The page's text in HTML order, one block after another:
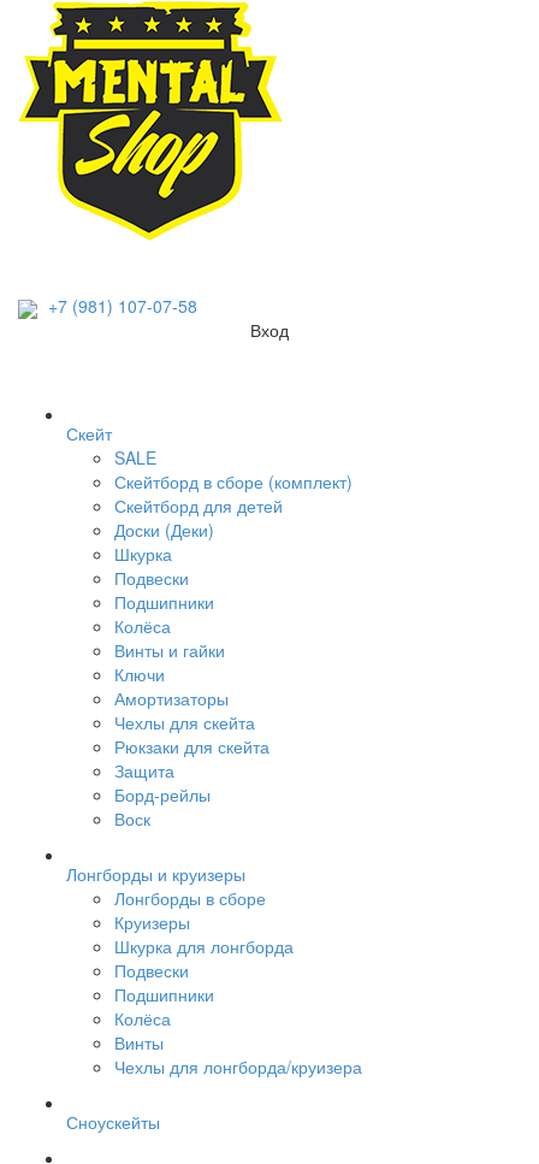
+7 (981) 107-07-58
Вход
Скейт
SALE
Скейтборд в сборе (комплект)
Скейтборд для детей
Доски (Деки)
Шкурка
Подвески
Подшипники
Колёса
Винты и гайки
Ключи
Амортизаторы
Чехлы для скейта
Рюкзаки для скейта
Защита
Борд-рейлы
Воск
Лонгборды и круизеры
Лонгборды в сборе
Круизеры
Шкурка для лонгборда
Подвески
Подшипники
Колёса
Винты
Чехлы для лонгборда/круизера
Сноускейты